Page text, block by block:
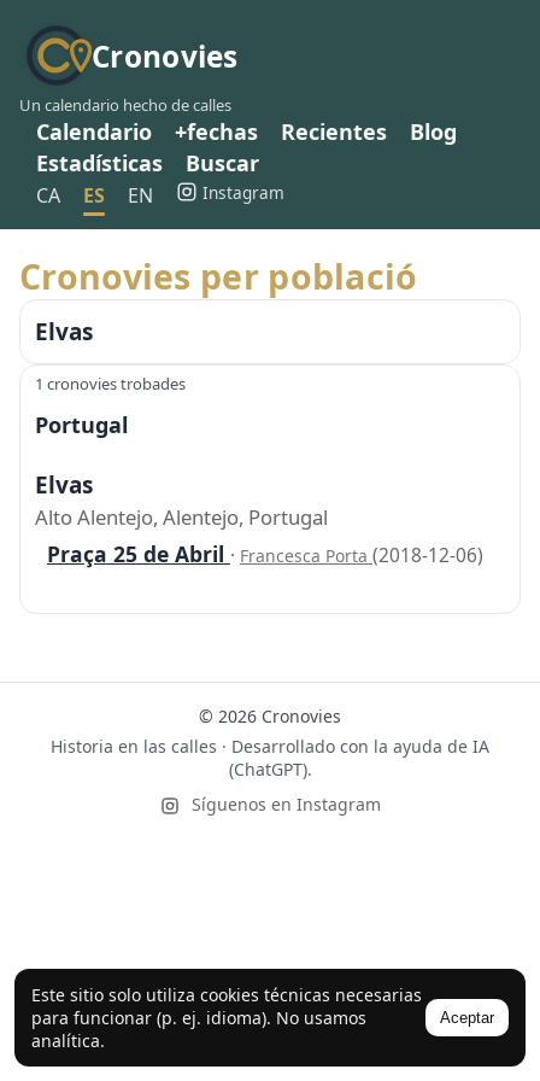
Cronovies
Un calendario hecho de calles
Calendario +fechas Recientes
Blog
Estadísticas
Buscar
CA ES EN Instagram
Este sitio solo utiliza cookies técnicas necesarias
para funcionar (p. ej. idioma). No usamos
analítica.
Aceptar
Cronovies per població
Elvas
1 cronovies trobades
Portugal
Elvas
Alto Alentejo, Alentejo, Portugal
Praça 25 de Abril · Francesca Porta (2018-12-06)
© 2026 Cronovies
Historia en las calles · Desarrollado con la ayuda de IA
(ChatGPT).
Síguenos en Instagram